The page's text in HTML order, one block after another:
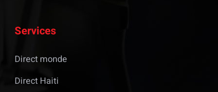
Services
Direct monde
Direct Haiti